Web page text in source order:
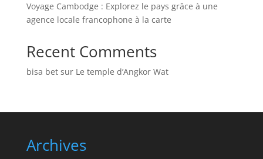
Voyage Cambodge : Explorez le pays grâce à une
agence locale francophone à la carte
Recent Comments
bisa betsur Le temple d’Angkor Wat
Archives